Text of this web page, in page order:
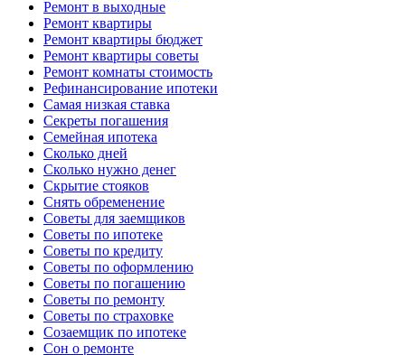
Ремонт в выходные
Ремонт квартиры
Ремонт квартиры бюджет
Ремонт квартиры советы
Ремонт комнаты стоимость
Рефинансирование ипотеки
Самая низкая ставка
Секреты погашения
Семейная ипотека
Сколько дней
Сколько нужно денег
Скрытие стояков
Снять обременение
Советы для заемщиков
Советы по ипотеке
Советы по кредиту
Советы по оформлению
Советы по погашению
Советы по ремонту
Советы по страховке
Созаемщик по ипотеке
Сон о ремонте